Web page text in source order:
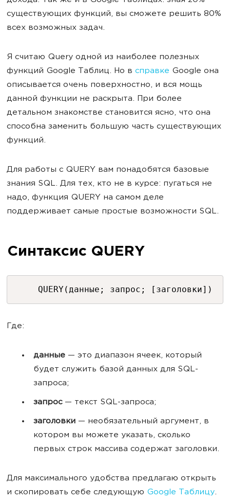
существующих функций, вы сможете решить 80%
всех возможных задач.
Я считаю Query одной из наиболее полезных
функций Google Таблиц. Но в справке Google она
описывается очень поверхностно, и вся мощь
данной функции не раскрыта. При более
детальном знакомстве становится ясно, что она
способна заменить большую часть существующих
функций.
Для работы с QUERY вам понадобятся базовые
знания SQL. Для тех, кто не в курсе: пугаться не
надо, функция QUERY на самом деле
поддерживает самые простые возможности SQL.
Синтаксис QUERY
QUERY(данные; запрос; [заголовки])
Где:
данные — это диапазон ячеек, который
будет служить базой данных для SQL-
запроса;
запрос— текст SQL-запроса;
заголовки — необязательный аргумент, в
котором вы можете указать, сколько
первых строк массива содержат заголовки.
Для максимального удобства предлагаю открыть
и скопировать себе следующую Google Таблицу.